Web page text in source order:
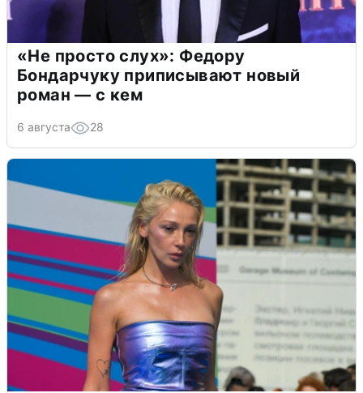
«Не просто слух»: Федору
Бондарчуку приписывают новый
роман — с кем
6 августа 28